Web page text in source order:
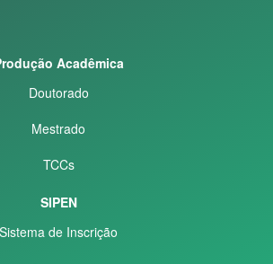
Acadêmica
Doutorado
Mestrado
TCCs
SIPEN
Sistema de Inscrição